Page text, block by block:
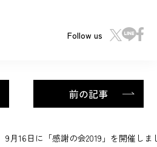
Follow us
前の記事
9月16日に「感謝の会2019」を開催しま